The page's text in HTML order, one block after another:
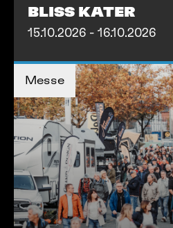
BLISS KATER
15.10.2026 - 16.10.2026
Messe
MEHR
MEHR